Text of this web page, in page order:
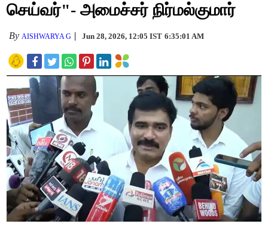
செய்வர்"- அமைச்சர் நிர்மல்குமார்
By AISHWARYA G Jun 28, 2026, 12:05 IST 6:35:01 AM